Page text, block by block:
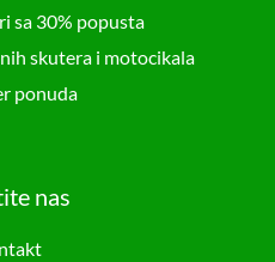
sa 30% popusta
skutera i motocikala
ponuda
nas